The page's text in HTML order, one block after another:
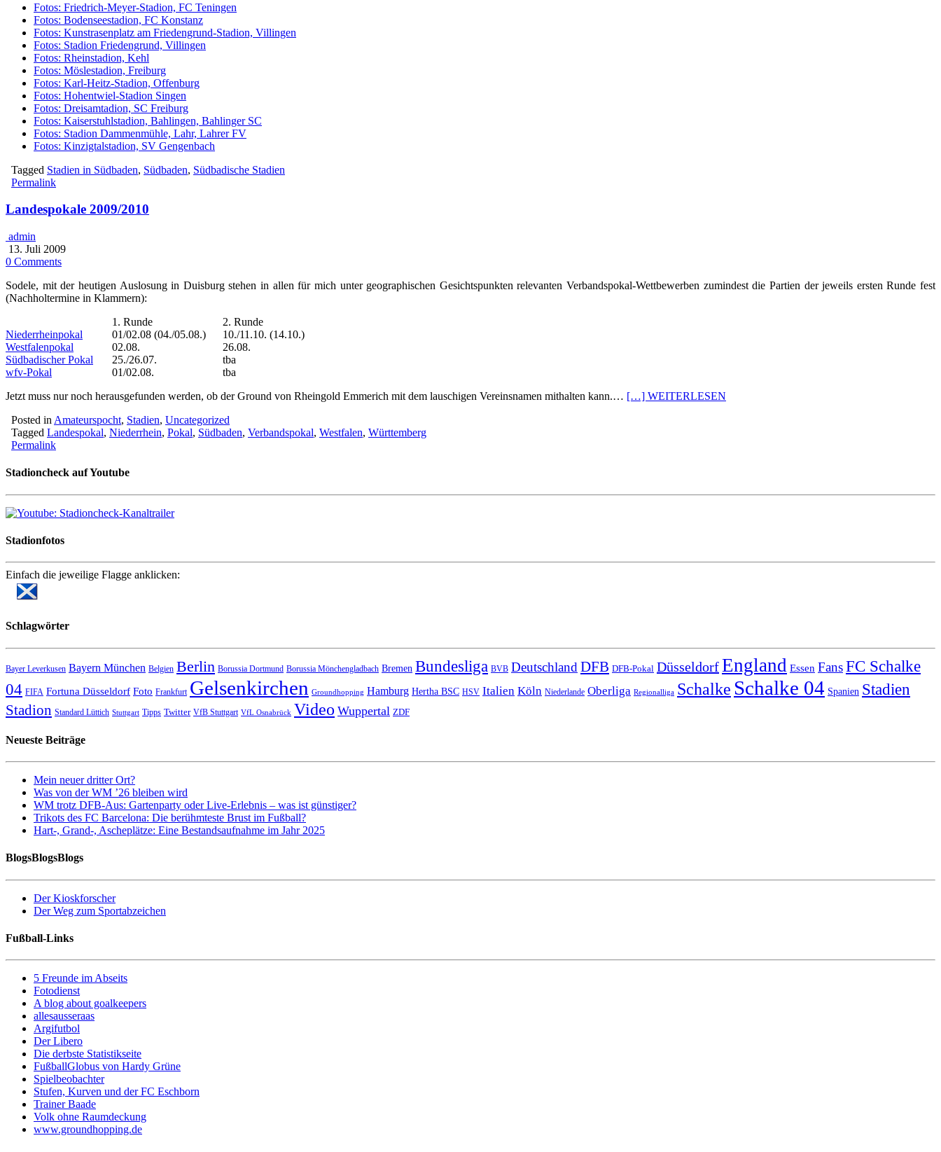
Fotos: Friedrich-Meyer-Stadion, FC Teningen
Fotos: Bodenseestadion, FC Konstanz
Fotos: Kunstrasenplatz am Friedengrund-Stadion, Villingen
Fotos: Stadion Friedengrund, Villingen
Fotos: Rheinstadion, Kehl
Fotos: Möslestadion, Freiburg
Fotos: Karl-Heitz-Stadion, Offenburg
Fotos: Hohentwiel-Stadion Singen
Fotos: Dreisamtadion, SC Freiburg
Fotos: Kaiserstuhlstadion, Bahlingen, Bahlinger SC
Fotos: Stadion Dammenmühle, Lahr, Lahrer FV
Fotos: Kinzigtalstadion, SV Gengenbach
Tagged Stadien in Südbaden, Südbaden, Südbadische Stadien
Permalink
Landespokale 2009/2010
admin
13. Juli 2009
0 Comments
Sodele, mit der heutigen Auslosung in Duisburg stehen in allen für mich unter geographischen Gesichtspunkten relevanten Verbandspokal-Wettbewerben zumindest die Partien der jeweils ersten Runde fest
(Nachholtermine in Klammern):
1. Runde
2. Runde
Niederrheinpokal
01/02.08 (04./05.08.)
10./11.10. (14.10.)
Westfalenpokal
02.08.
26.08.
Südbadischer Pokal
25./26.07.
tba
wfv-Pokal
01/02.08.
tba
Jetzt muss nur noch herausgefunden werden, ob der Ground von Rheingold Emmerich mit dem lauschigen Vereinsnamen mithalten kann.… […] WEITERLESEN
Posted in Amateurspocht, Stadien, Uncategorized
Tagged Landespokal, Niederrhein, Pokal, Südbaden, Verbandspokal, Westfalen, Württemberg
Permalink
Stadioncheck auf Youtube
Stadionfotos
Einfach die jeweilige Flagge anklicken:
Schlagwörter
Bayer Leverkusen Bayern München Belgien Berlin Borussia Dortmund Borussia Mönchengladbach Bremen Bundesliga BVB Deutschland DFB DFB-Pokal DüsseldorfEngland Essen FansFC Schalke
04 FIFA Fortuna Düsseldorf Foto Frankfurt Gelsenkirchen Groundhopping Hamburg Hertha BSC HSV Italien Köln Niederlande Oberliga Regionalliga Schalke Schalke 04 Spanien Stadien
Stadion Standard Lüttich Stuttgart Tipps Twitter VfB Stuttgart VfL Osnabrück Video Wuppertal ZDF
Neueste Beiträge
Mein neuer dritter Ort?
Was von der WM ’26 bleiben wird
WM trotz DFB-Aus: Gartenparty oder Live-Erlebnis – was ist günstiger?
Trikots des FC Barcelona: Die berühmteste Brust im Fußball?
Hart-, Grand-, Ascheplätze: Eine Bestandsaufnahme im Jahr 2025
BlogsBlogsBlogs
Der Kioskforscher
Der Weg zum Sportabzeichen
Fußball-Links
5 Freunde im Abseits
Fotodienst
A blog about goalkeepers
allesausseraas
Argifutbol
Der Libero
Die derbste Statistikseite
FußballGlobus von Hardy Grüne
Spielbeobachter
Stufen, Kurven und der FC Eschborn
Trainer Baade
Volk ohne Raumdeckung
www.groundhopping.de